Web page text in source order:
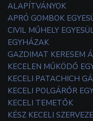
ALAPÍTVÁNYOK
APRÓ GOMBOK
CIVIL MŰHELY
EGYHÁZAK
GAZDIMAT KERESEM
KECELEN MŰKÖDŐ
KECELI PATACHICH
KECELI POLGÁRŐR
KECELI TEMETŐK
KÉSZ KECELI